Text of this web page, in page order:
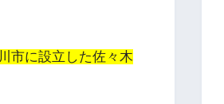
市に設立した佐々木